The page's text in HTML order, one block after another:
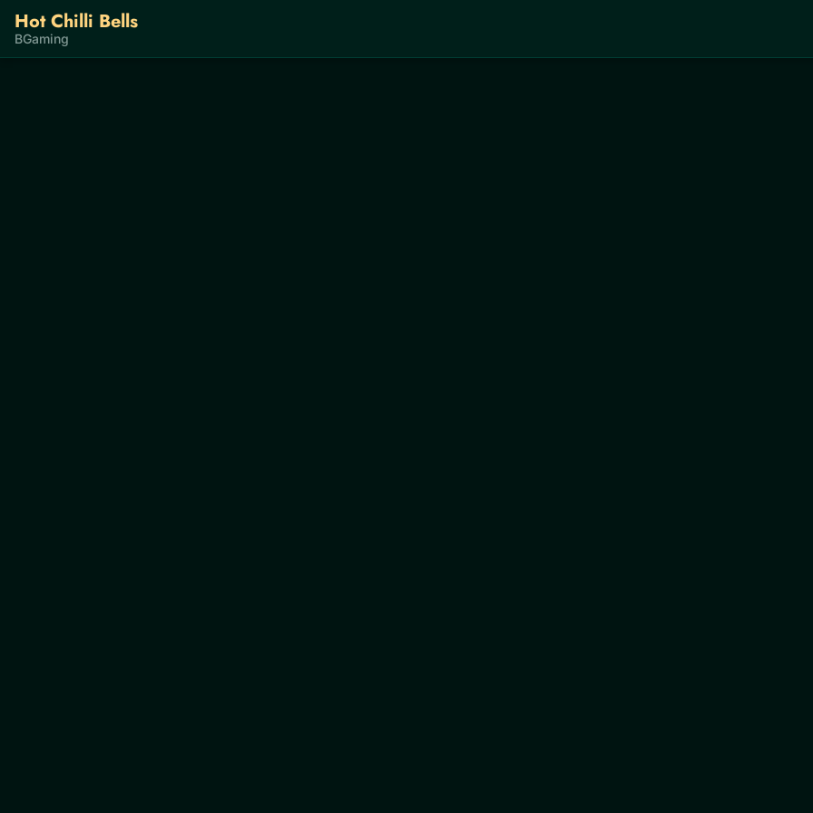
Hot Chilli Bells
BGaming